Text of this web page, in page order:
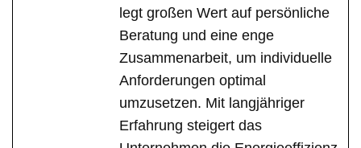
legt großen Wert auf persönliche
Beratung und eine enge
Zusammenarbeit, um individuelle
Anforderungen optimal
umzusetzen. Mit langjähriger
Erfahrung steigert das